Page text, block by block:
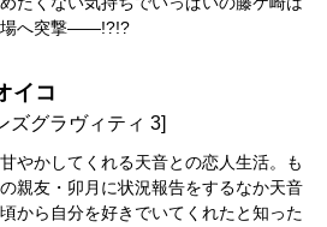
場へ突撃――!?!?
イコ
ズグラヴィティ 3]
やかしてくれる天音との恋人生活。も
親友・卯月に状況報告をするなか天音
から自分を好きでいてくれたと知った